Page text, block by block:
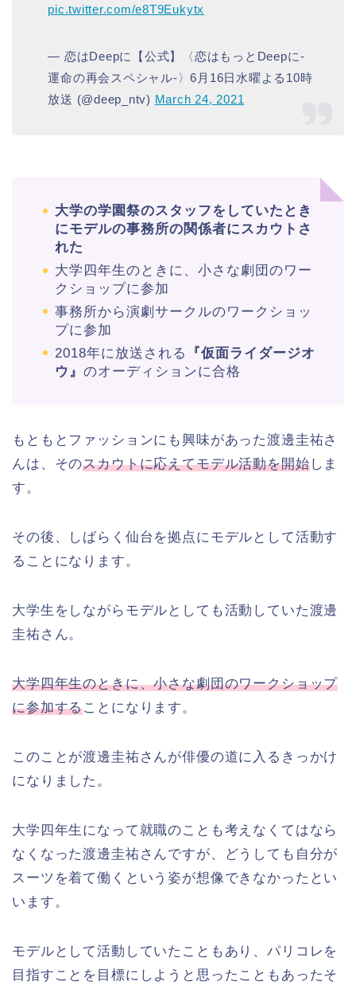
pic.twitter.com/e8T9Eukytx
— 恋はDeepに【公式】〈恋はもっとDeepに-
運命の再会スペシャル-〉6月16日水曜よる10時
放送 (@deep_ntv) March 24, 2021
大学の学園祭のスタッフをしていたとき
にモデルの事務所の関係者にスカウトさ
れた
大学四年生のときに、小さな劇団のワー
クショップに参加
事務所から演劇サークルのワークショッ
プに参加
2018年に放送される
『仮面ライダージオ
ウ』 のオーディションに合格
もともとファッションにも興味があった渡邊圭祐さ
んは、そのスカウトに応えてモデル活動を開始しま
す。
その後、しばらく仙台を拠点にモデルとして活動す
ることになります。
大学生をしながらモデルとしても活動していた渡邊
圭祐さん。
大学四年生のときに、小さな劇団のワークショップ
に参加することになります。
このことが渡邊圭祐さんが俳優の道に入るきっかけ
になりました。
大学四年生になって就職のことも考えなくてはなら
なくなった渡邊圭祐さんですが、どうしても自分が
スーツを着て働くという姿が想像できなかったとい
います。
モデルとして活動していたこともあり、パリコレを
目指すことを目標にしようと思ったこともあったそ